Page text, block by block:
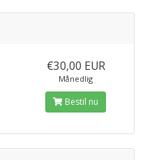
€30,00 EUR
Månedlig
Bestil nu